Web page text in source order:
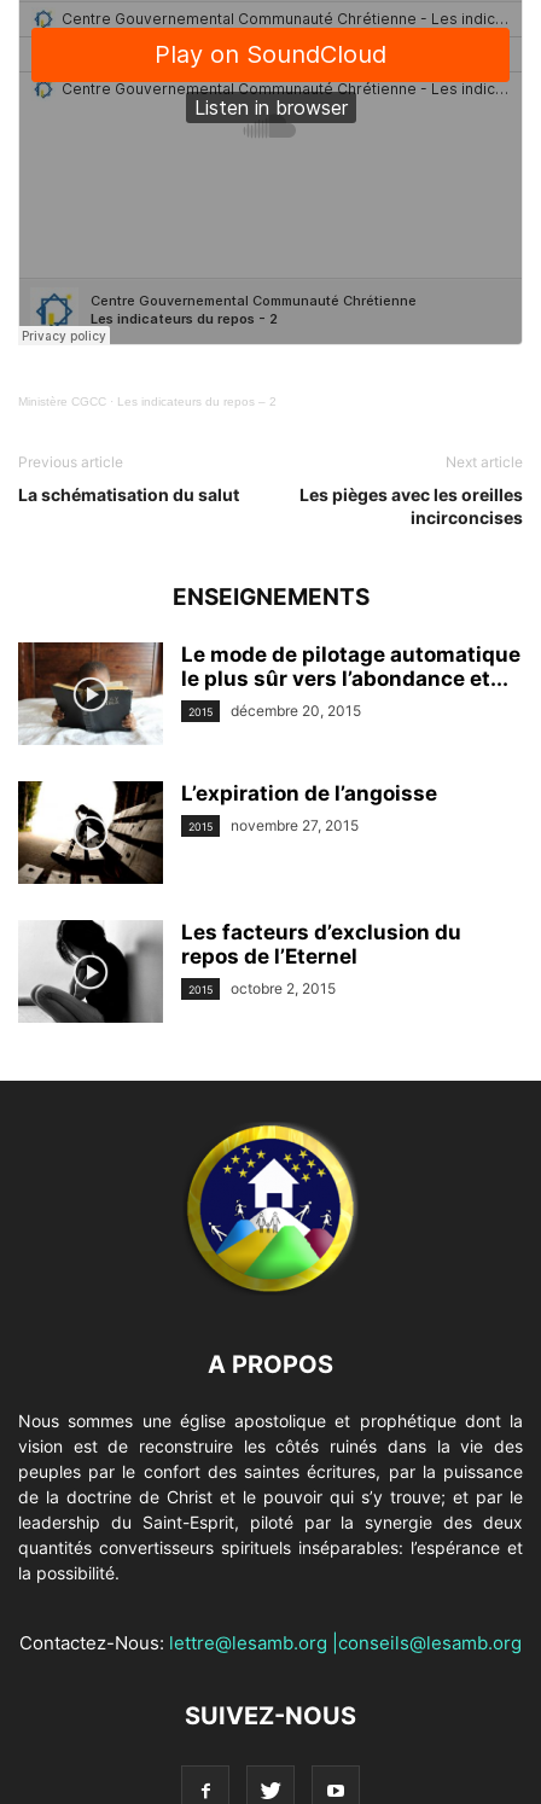
Ministère CGCC · Les indicateurs du repos – 2
Previous article
La schématisation du salut
Next article
Les pièges avec les oreilles
incirconcises
ENSEIGNEMENTS
Le mode de pilotage automatique
le plus sûr vers l’abondance et...
2015 décembre 20, 2015
L’expiration de l’angoisse
2015 novembre 27, 2015
Les facteurs d’exclusion du
repos de l’Eternel
2015 octobre 2, 2015
A PROPOS
Nous sommes une église apostolique et prophétique dont la
vision est de reconstruire les côtés ruinés dans la vie des
peuples par le confort des saintes écritures, par la puissance
de la doctrine de Christ et le pouvoir qui s’y trouve; et par le
leadership du Saint-Esprit, piloté par la synergie des deux
quantités convertisseurs spirituels inséparables: l’espérance et
la possibilité.
Contactez-Nous: lettre@lesamb.org conseils@lesamb.org
SUIVEZ-NOUS